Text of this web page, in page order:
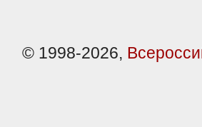
© 1998-2026,